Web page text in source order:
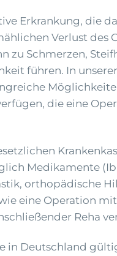
Erkrankung, die
Verlust des
zu Schmerzen,
führen. In
die eine
Medikamente
orthopädische
eine Operation
Reha
in Deutschland